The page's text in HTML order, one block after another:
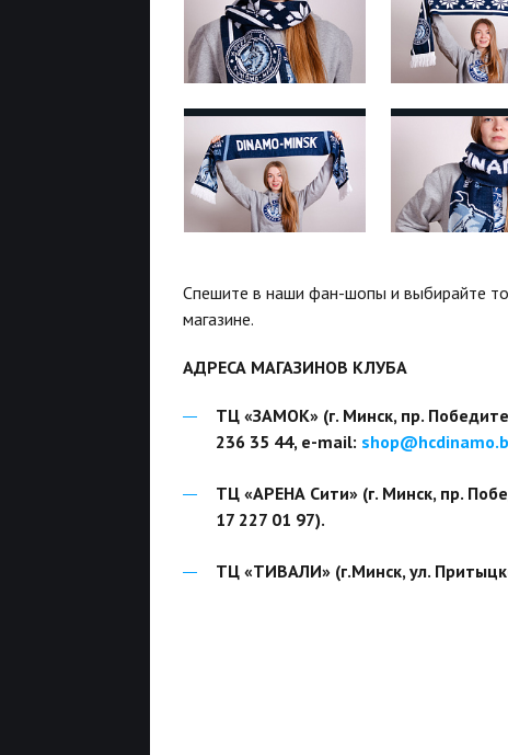
Спешите в наши фан-шопы и выбирайте
магазине.
АДРЕСА МАГАЗИНОВ КЛУБА
ТЦ «ЗАМОК» (г. Минск, пр.
236 35 44, e-mail:
ТЦ «АРЕНА Сити» (г. Минск, пр.
17 227 01 97).
ТЦ «ТИВАЛИ» (г.Минск, ул.